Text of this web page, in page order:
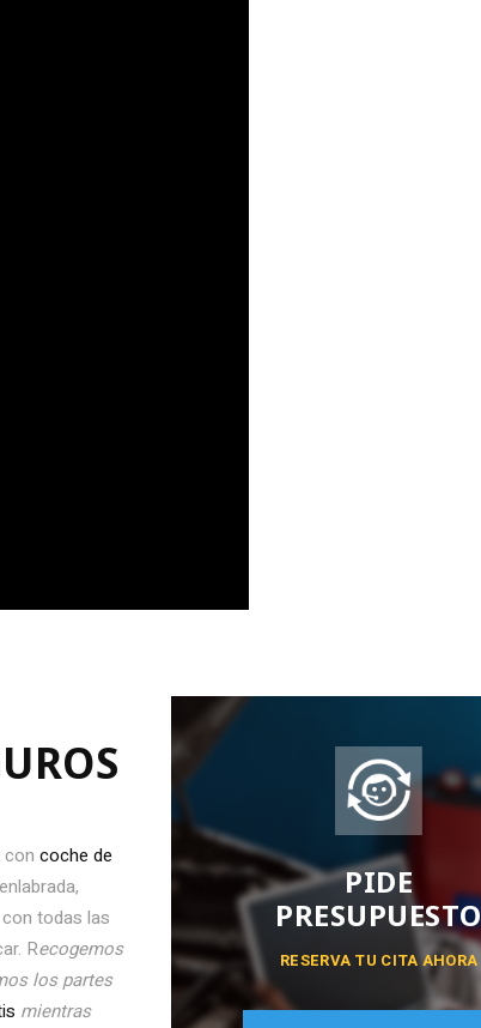
con coche de
todas las
Recogemos
los partes
mientras
PIDE
PRESUPUESTO
RESERVA TU CITA AHORA